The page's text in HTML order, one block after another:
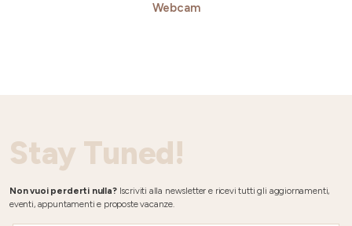
Webcam
Stay Tuned!
Non vuoi perderti nulla?Iscriviti alla newsletter e ricevi tutti gli aggiornamenti,
eventi, appuntamenti e proposte vacanze.